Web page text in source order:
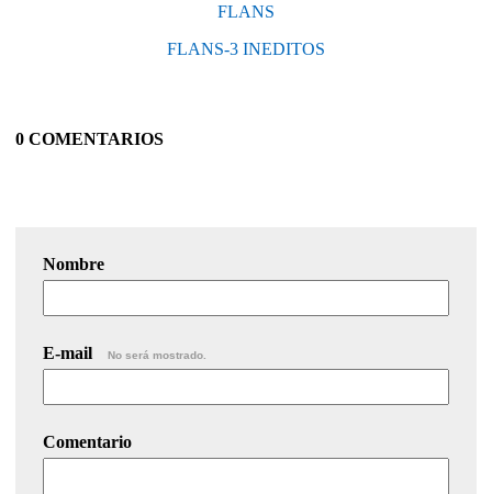
FLANS
FLANS-3 INEDITOS
0 COMENTARIOS
Nombre
E-mail No será mostrado.
Comentario